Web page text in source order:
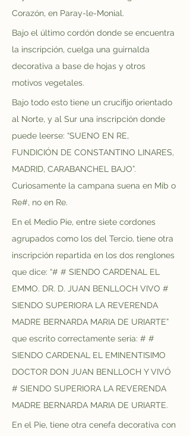
Corazón, en Paray-le-Monial.
Bajo el último cordón donde se encuentra
la inscripción, cuelga una guirnalda
decorativa a base de hojas y otros
motivos vegetales.
Bajo todo esto tiene un crucifijo orientado
al Norte, y al Sur una inscripción donde
puede leerse: “SUENO EN RE,
FUNDICIÓN DE CONSTANTINO LINARES,
MADRID, CARABANCHEL BAJO”.
Curiosamente la campana suena en Mib o
Re#, no en Re.
En el Medio Pie, entre siete cordones
agrupados como los del Tercio, tiene otra
inscripción repartida en los dos renglones
que dice: “# # SIENDO CARDENAL EL
EMMO. DR. D. JUAN BENLLOCH VIVO #
SIENDO SUPERIORA LA REVERENDA
MADRE BERNARDA MARIA DE URIARTE”
que escrito correctamente sería: # #
SIENDO CARDENAL EL EMINENTISIMO
DOCTOR DON JUAN BENLLOCH Y VIVÓ
# SIENDO SUPERIORA LA REVERENDA
MADRE BERNARDA MARIA DE URIARTE.
En el Pie, tiene otra cenefa decorativa con